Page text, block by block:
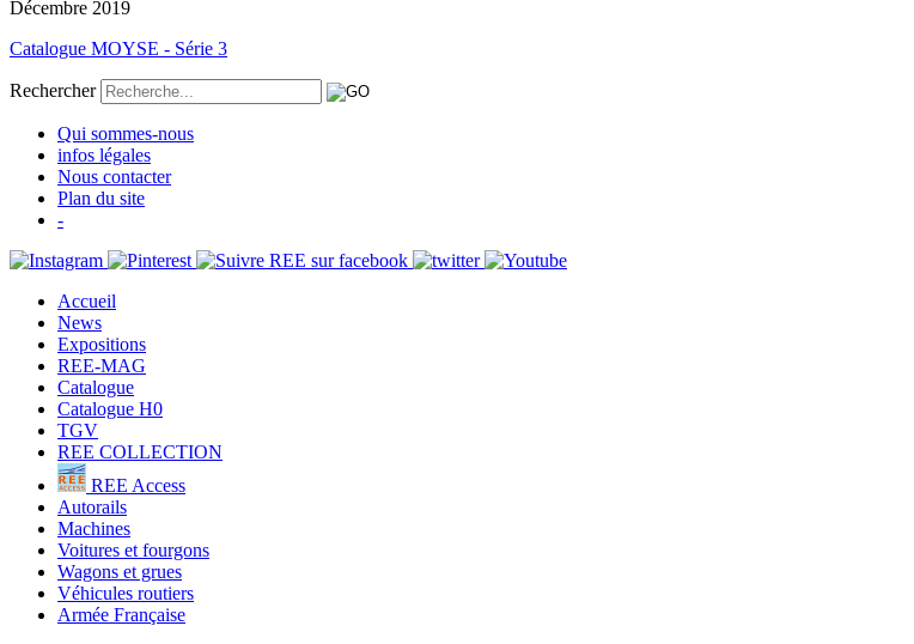
Décembre 2019
Catalogue MOYSE - Série 3
Rechercher
Qui sommes-nous
infos légales
Nous contacter
Plan du site
-
Accueil
News
Expositions
REE-MAG
Catalogue
Catalogue H0
TGV
REE COLLECTION
REE Access
Autorails
Machines
Voitures et fourgons
Wagons et grues
Véhicules routiers
Armée Française